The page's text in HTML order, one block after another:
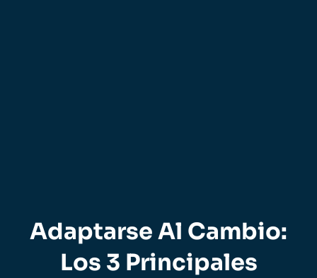
Adaptarse Al Cambio:
Los 3 Principales